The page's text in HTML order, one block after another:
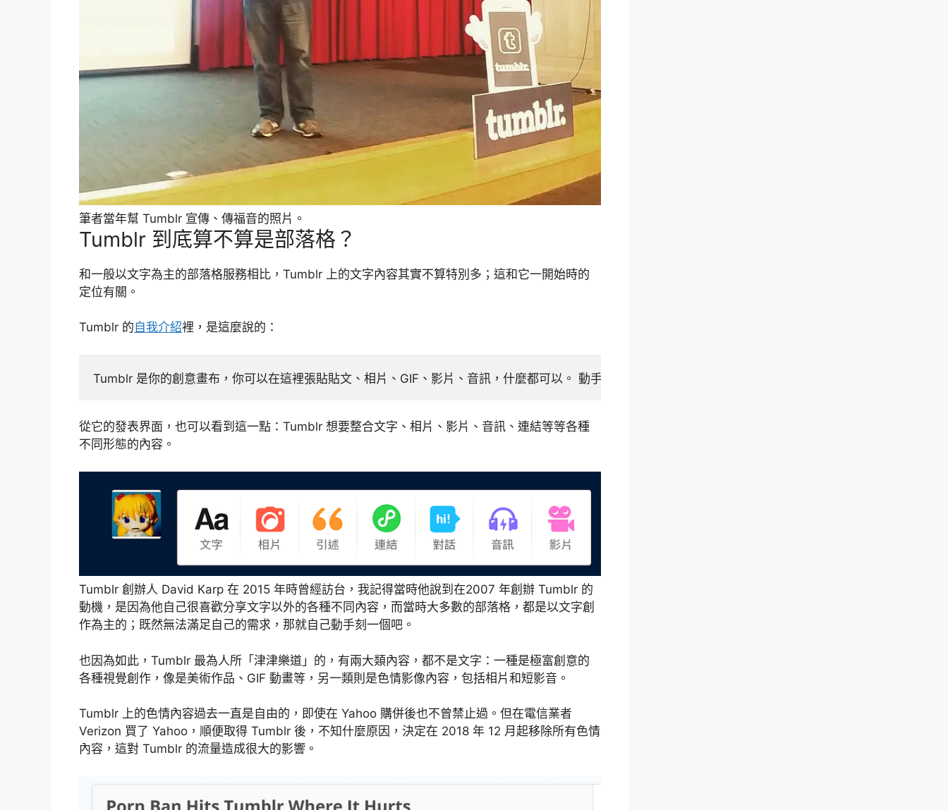
筆者當年幫 Tumblr 宣傳、傳福音的照片。
Tumblr 到底算不算是部落格？
和一般以文字為主的部落格服務相比，Tumblr 上的文字內容其實不算特別多；這和它一開始時的
定位有關。
Tumblr 的自我介紹裡，是這麼說的：
Tumblr 是你的創意畫布，你可以在這裡張貼貼文、相片、GIF、影片、音訊，什麼都可以。 動手製作 GIF，貼個貼紙，加個專文評點，通通都不是問題。
從它的發表界面，也可以看到這一點：Tumblr 想要整合文字、相片、影片、音訊、連結等等各種
不同形態的內容。
Tumblr 創辦人 David Karp 在 2015 年時曾經訪台，我記得當時他說到在2007 年創辦 Tumblr 的
動機，是因為他自己很喜歡分享文字以外的各種不同內容，而當時大多數的部落格，都是以文字創
作為主的；既然無法滿足自己的需求，那就自己動手刻一個吧。
也因為如此，Tumblr 最為人所「津津樂道」的，有兩大類內容，都不是文字：一種是極富創意的
各種視覺創作，像是美術作品、GIF 動畫等，另一類則是色情影像內容，包括相片和短影音。
Tumblr 上的色情內容過去一直是自由的，即使在 Yahoo 購併後也不曾禁止過。但在電信業者
Verizon 買了 Yahoo，順便取得 Tumblr 後，不知什麼原因，決定在 2018 年 12 月起移除所有色情
內容，這對 Tumblr 的流量造成很大的影響。